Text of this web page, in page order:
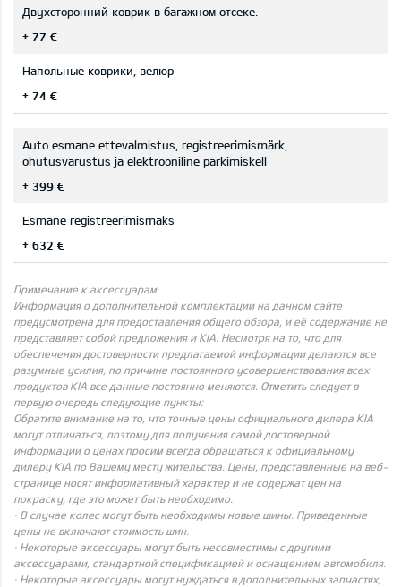
Двухсторонний коврик в багажном отсеке.
+ 77 €
Напольные коврики, велюр
+ 74 €
Auto esmane ettevalmistus, registreerimismärk,
ohutusvarustus ja elektrooniline parkimiskell
+ 399 €
Esmane registreerimismaks
+ 632 €
Примечание к аксессуарам
Информация о дополнительной комплектации на данном сайте
предусмотрена для предоставления общего обзора, и её содержание не
представляет собой предложения и KIA. Несмотря на то, что для
обеспечения достоверности предлагаемой информации делаются все
разумные усилия, по причине постоянного усовершенствования всех
продуктов KIA все данные постоянно меняются. Отметить следует в
первую очередь следующие пункты:
Обратите внимание на то, что точные цены официального дилера KIA
могут отличаться, поэтому для получения самой достоверной
информации о ценах просим всегда обращаться к официальному
дилеру KIA по Вашему месту жительства. Цены, представленные на веб-
странице носят информативный характер и не содержат цен на
покраску, где это может быть необходимо.
· В случае колес могут быть необходимы новые шины. Приведенные
цены не включают стоимость шин.
· Некоторые аксессуары могут быть несовместимы с другими
аксессуарами, стандартной спецификацией и оснащением автомобиля.
· Некоторые аксессуары могут нуждаться в дополнительных запчастях,